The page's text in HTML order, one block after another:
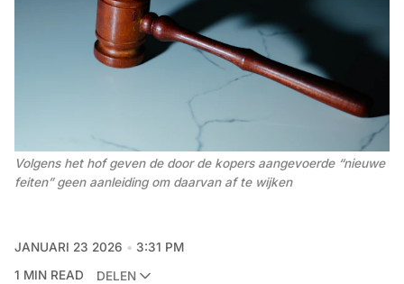
Volgens het hof geven de door de kopers aangevoerde “nieuwe
feiten” geen aanleiding om daarvan af te wijken
JANUARI 23 2026
3:31 PM
1 MIN READ
DELEN